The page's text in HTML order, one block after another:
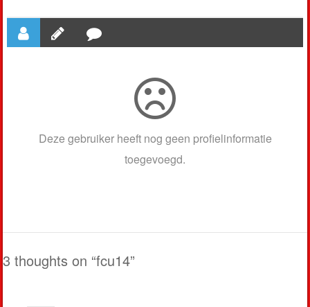
Deze gebruiker heeft nog geen profielinformatie
toegevoegd.
3 thoughts on “fcu14”